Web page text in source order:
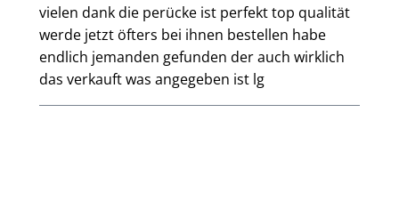
vielen dank die perücke ist perfekt top qualität
werde jetzt öfters bei ihnen bestellen habe
endlich jemanden gefunden der auch wirklich
das verkauft was angegeben ist lg